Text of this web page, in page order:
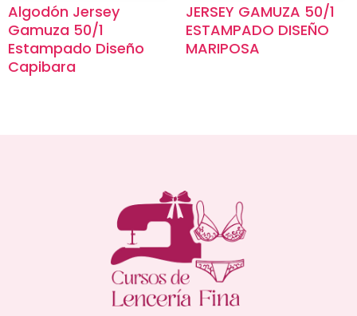
Algodón Jersey
Gamuza 50/1
Estampado Diseño
Capibara
JERSEY GAMUZA 50/1
ESTAMPADO DISEÑO
MARIPOSA